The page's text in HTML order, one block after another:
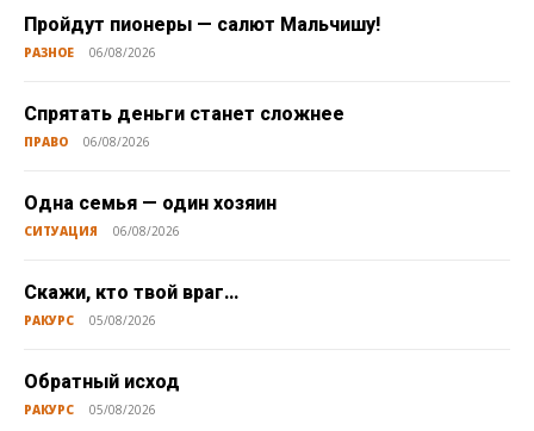
Пройдут пионеры — салют Мальчишу!
РАЗНОЕ 06/08/2026
Спрятать деньги станет сложнее
ПРАВО 06/08/2026
Одна семья — один хозяин
СИТУАЦИЯ 06/08/2026
Скажи, кто твой враг…
РАКУРС 05/08/2026
Обратный исход
РАКУРС 05/08/2026